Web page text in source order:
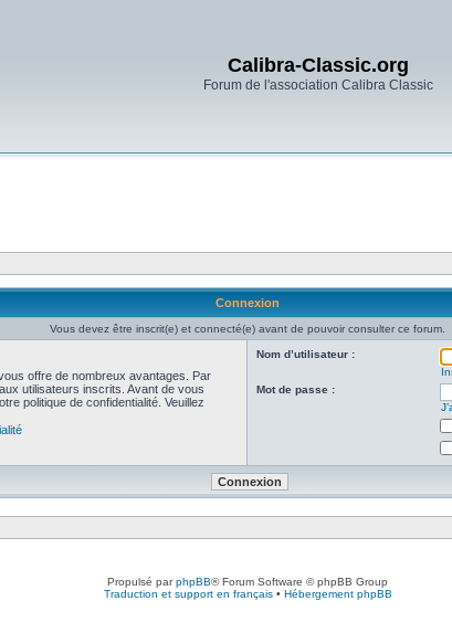
Calibra-Classic.org
Forum de l'association Calibra Classic
Connexion
Vous devez être inscrit(e) et connecté(e) avant de pouvoir consulter ce forum.
offre de nombreux avantages. Par
utilisateurs inscrits. Avant de vous
politique de confidentialité. Veuillez
Nom d’utilisateur :
Mot de passe :
Propulsé parphpBB® Forum Software © phpBB Group
Traduction et support en français• Hébergement phpBB